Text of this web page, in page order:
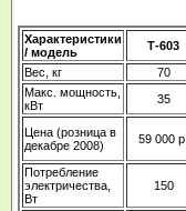
Характеристики
/ модель
Т-603
Вес, кг
70
Макс. мощность,
кВт
35
Цена (розница в
декабре 2008)
59 000 р.
Потребление
электричества,
Вт
150